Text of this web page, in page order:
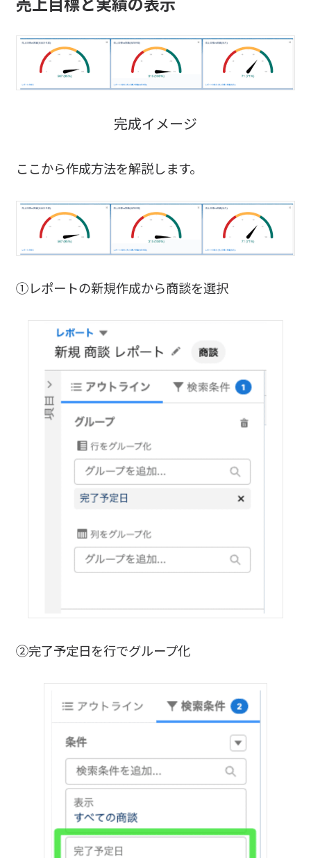
完成イメージ
ここから作成方法を解説します。
①レポートの新規作成から商談を選択
②完了予定日を行でグループ化